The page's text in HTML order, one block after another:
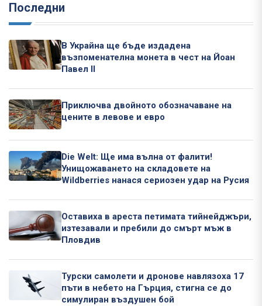
Последни
В Украйна ще бъде издадена
възпоменателна монета в чест на Йоан
Павел II
Приключва двойното обозначаване на
цените в левове и евро
Die Welt: Ще има вълна от фалити!
Унищожаването на складовете на
Wildberries нанася сериозен удар на Русия
Оставиха в ареста петимата тийнейджъри,
изтезавали и пребили до смърт мъж в
Пловдив
Турски самолети и дронове навлязоха 17
пъти в небето на Гърция, стигна се до
симулиран въздушен бой